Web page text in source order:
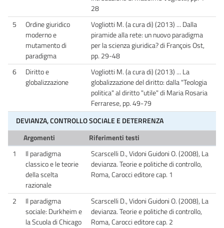
28
5
Ordine giuridico
moderno e
mutamento di
paradigma
Vogliotti M. (a cura di) (2013) ... Dalla
piramide alla rete: un nuovo paradigma
per la scienza giuridica? di François Ost,
pp. 29-48
6
Diritto e
globalizzazione
Vogliotti M. (a cura di) (2013) ... La
globalizzazione del diritto: dalla "Teologia
politica" al diritto "utile" di Maria Rosaria
Ferrarese, pp. 49-79
DEVIANZA, CONTROLLO SOCIALE E DETERRENZA
Argomenti
Riferimenti testi
1
Il paradigma
classico e le teorie
della scelta
razionale
Scarscelli D., Vidoni Guidoni O. (2008), La
devianza. Teorie e politiche di controllo,
Roma, Carocci editore cap. 1
2
Il paradigma
sociale: Durkheim e
la Scuola di Chicago
Scarscelli D., Vidoni Guidoni O. (2008), La
devianza. Teorie e politiche di controllo,
Roma, Carocci editore cap. 2